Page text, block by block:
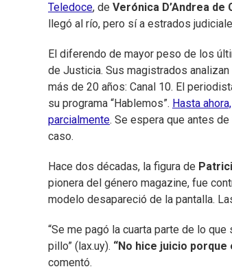
Teledoce, de Verónica D’Andrea de
llegó al río, pero sí a estrados
El diferendo de mayor peso de los
de Justicia. Sus magistrados
más de 20 años: Canal 10. El
su programa “Hablemos”. Hasta
parcialmente. Se espera que antes
caso.
Hace dos décadas, la figura de
pionera del género magazine, fue
modelo desapareció de la pantalla.
“Se me pagó la cuarta parte de lo
pillo” (lax.uy). “No hice juicio
comentó.